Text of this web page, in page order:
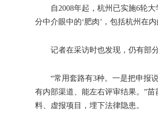
自2008年起，杭州已实施6轮大
分中介眼中的‘肥肉’，包括杭州在
记者在采访时也发现，仍有部分
“常用套路有3种。一是把申报说
有内部渠道、能左右评审结果。”
料、虚报项目，埋下法律隐患。